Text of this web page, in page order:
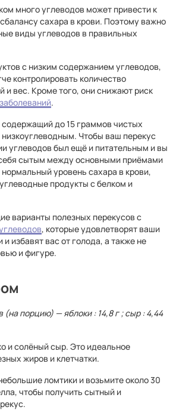
много углеводов может привести к
сахара в крови. Поэтому важно
виды углеводов в правильных
с низким содержанием углеводов,
контролировать количество
и вес. Кроме того, они снижают риск
заболеваний.
содержащий до 15 граммов чистых
Чтобы ваш перекус
углеводов был ещё и питательным и вы
сытым между основными приёмами
уровень сахара в крови,
продукты с белком и
варианты полезных перекусов с
, которые удовлетворят ваши
избавят вас от голода, а также не
и фигуре.
(на порцию) — яблоки : 14,8 г ; сыр : 4,44
и солёный сыр. Это идеальное
жиров и клетчатки.
ломтики и возьмите около 30
чтобы получить сытный и